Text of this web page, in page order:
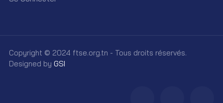
Copyright © 2024 ftse.org.tn - Tous droits réservés.
Designed by GSI